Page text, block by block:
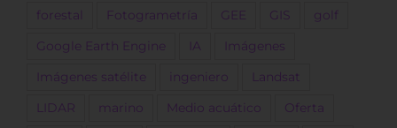
forestal Fotogrametría GEE GIS golf
Google Earth Engine IA Imágenes
Imágenes satélite ingeniero Landsat
LIDAR marino Medio acuático Oferta